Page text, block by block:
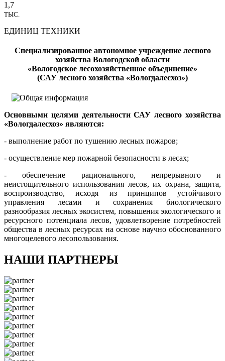
1,7
ТЫС.
ЕДИНИЦ ТЕХНИКИ
Специализированное автономное учреждение лесного
хозяйства Вологодской области
«Вологодское лесохозяйственное объединение»
(САУ лесного хозяйства «Вологдалесхоз»)
Основными целями деятельности САУ лесного хозяйства
«Вологдалесхоз» являются:
- выполнение работ по тушению лесных пожаров;
- осуществление мер пожарной безопасности в лесах;
- обеспечение рационального, непрерывного и
неистощительного использования лесов, их охрана, защита,
воспроизводство, исходя из принципов устойчивого
управления лесами и сохранения биологического
разнообразия лесных экосистем, повышения экологического и
ресурсного потенциала лесов, удовлетворение потребностей
общества в лесных ресурсах на основе научно обоснованного
многоцелевого лесопользования.
НАШИ ПАРТНЕРЫ